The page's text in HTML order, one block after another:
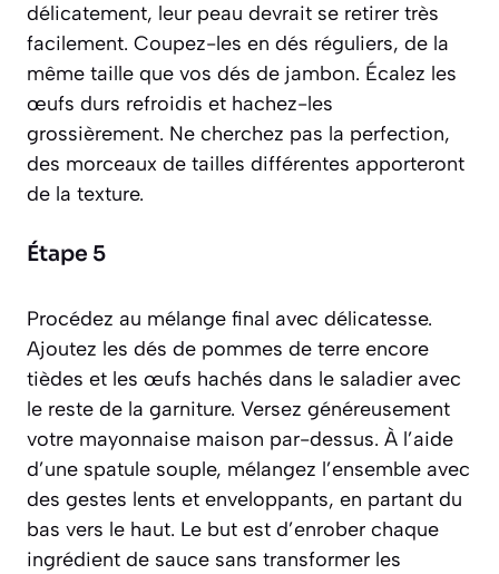
délicatement, leur peau devrait se retirer très
facilement. Coupez-les en dés réguliers, de la
même taille que vos dés de jambon. Écalez les
œufs durs refroidis et hachez-les
grossièrement. Ne cherchez pas la perfection,
des morceaux de tailles différentes apporteront
de la texture.
Étape 5
Procédez au mélange final avec délicatesse.
Ajoutez les dés de pommes de terre encore
tièdes et les œufs hachés dans le saladier avec
le reste de la garniture. Versez généreusement
votre mayonnaise maison par-dessus. À l’aide
d’une spatule souple, mélangez l’ensemble avec
des gestes lents et enveloppants, en partant du
bas vers le haut. Le but est d’enrober chaque
ingrédient de sauce sans transformer les